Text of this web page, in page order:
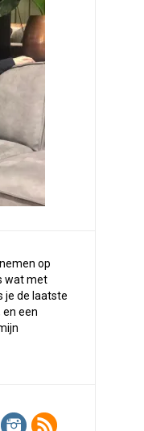
op
wat met
je de laatste
een